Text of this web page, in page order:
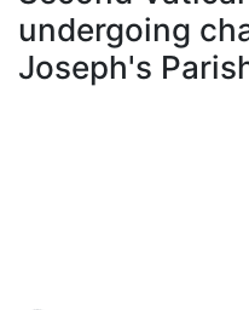
undergoing
Joseph's